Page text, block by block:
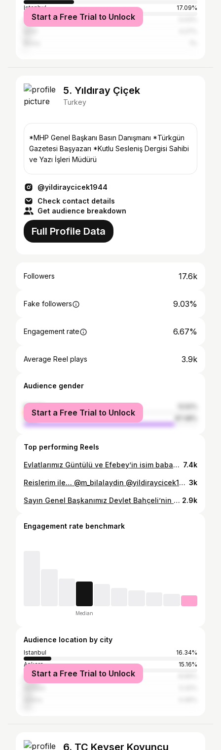
Istanbul
17.09%
Antalya
Start a Free Trial to Unlock
5. Yıldıray Çiçek
Turkey
*MHP Genel Başkanı Basın Danışmanı *Türkgün
Gazetesi Başyazarı *Kutlu Sesleniş Dergisi Sahibi
ve Yazı İşleri Müdürü
@yildiraycicek1944
Check contact details
Get audience breakdown
Full Profile Data
Followers 17.6k
Fake followers 9.03%
Engagement rate 6.67%
Average Reel plays 3.9k
Audience gender
female
male
Start a Free Trial to Unlock
Top performing Reels
Evlatlarımız Güntülü ve Efebey’in isim babası, değerli liderimiz Sayın Devlet Bahçeli’yi ailece ziyaret ettik. Allah başımızdan eksik etmesin. 7.4k
Reislerim ile… @m_bilalaydin @yildiraycicek1944 3k
Sayın Genel Başkanımız Devlet Bahçeli’nin Özel Kalem Müdürü, kıymetli büyüğümüz Sn. Murat Çeliker ve Liderimizin Başdanışmanı, TÜRKGÜN Gazetesi’nin Başyazarı Sn. Yıldıray Çiçek ile iftar soframızı paylaştık. Birlik, kardeşlik ve güzel dileklerle geçen bu anlamlı akşamda, samimi ve verimli bir sohbet gerçekleştirdik. Nazik katılımları ve kıymetli paylaşımları için her iki büyüğümüze de gönülden teşekkür ediyorum. 2.9k
Engagement rate benchmark
Median
Audience location by city
Istanbul
16.34%
Ankara
15.16%
Kayseri
Start a Free Trial to Unlock
6. TC Kevser Koyuncu